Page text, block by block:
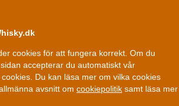
cookies för att fungera korrekt. Om du
accepterar du automatiskt vår
Du kan läsa mer om vilka cookies
avsnitt om cookiepolitik samt läsa mer